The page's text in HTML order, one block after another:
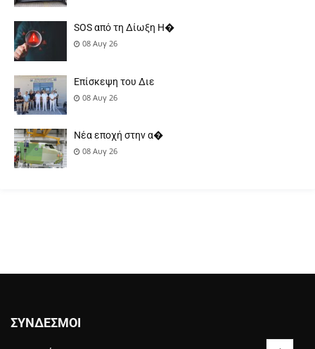
SOS από τη Δίωξη Η�
08 Αυγ 26
Επίσκεψη του Διε
08 Αυγ 26
Νέα εποχή στην α�
08 Αυγ 26
ΣΎΝΔΕΣΜΟΙ